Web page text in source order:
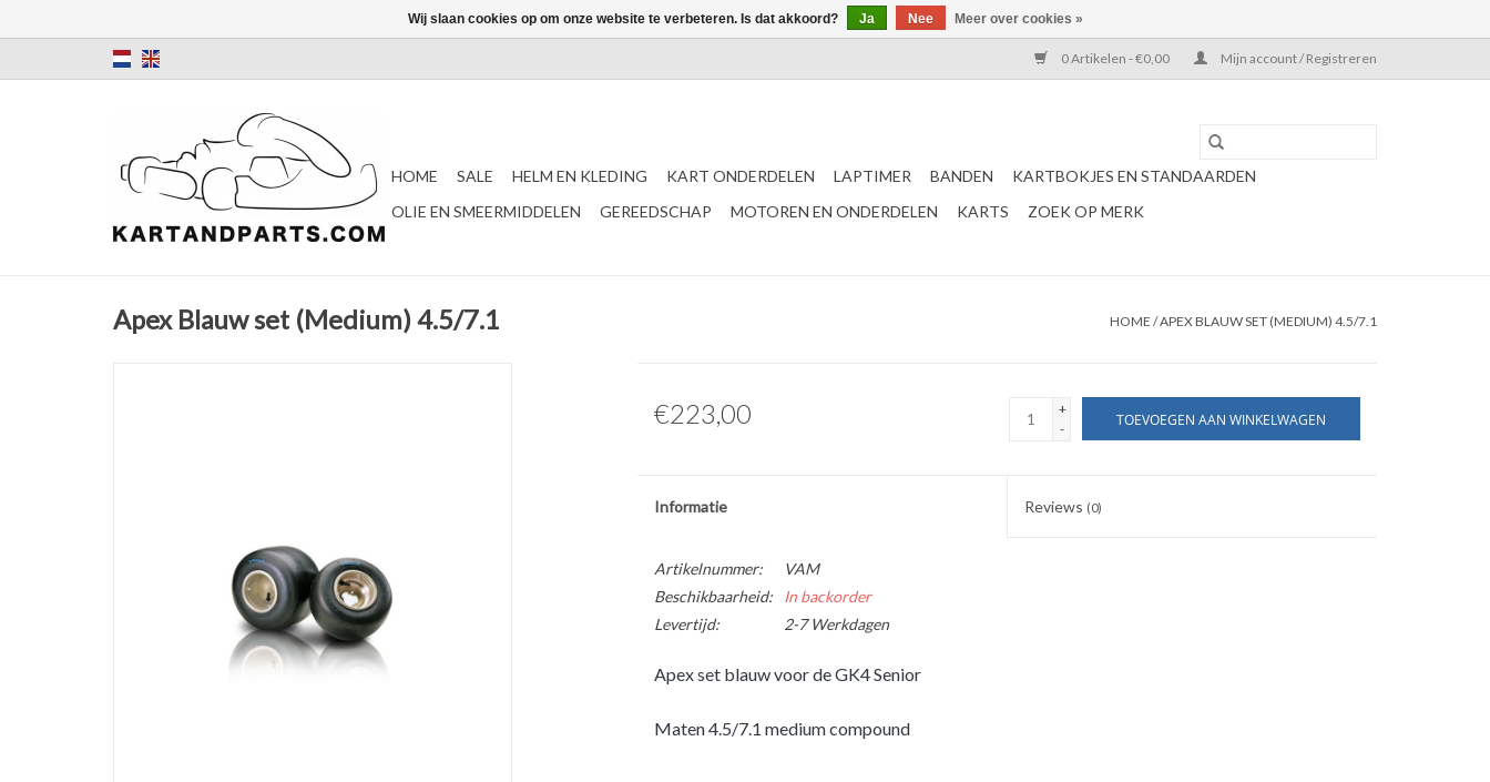
0 Artikelen - €0,00 Mijn account / Registreren
HOME SALE HELM EN KLEDING KART ONDERDELEN LAPTIMER BANDEN
KARTBOKJES EN STANDAARDEN
OLIE EN SMEERMIDDELEN
GEREEDSCHAP MOTOREN EN ONDERDELEN KARTS ZOEK OP MERK
Apex Blauw set (Medium) 4.5/7.1 HOME /APEX BLAUW SET (MEDIUM) 4.5/7.1
€223,00
+
-
TOEVOEGEN AAN WINKELWAGEN
Informatie Reviews (0)
Artikelnummer:
VAM
Beschikbaarheid:
In backorder
Levertijd:
2-7 Werkdagen
Apex set blauw voor de GK4 Senior
Maten 4.5/7.1 medium compound
Wij slaan cookies op om onze website te verbeteren. Is dat akkoord? Ja Nee Meer over cookies »